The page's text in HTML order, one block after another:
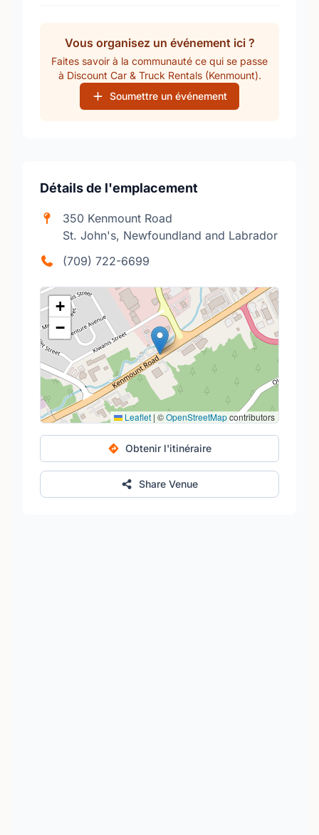
Vous organisez un événement ici ?
Faites savoir à la communauté ce qui se passe
à Discount Car & Truck Rentals (Kenmount).
Soumettre un événement
Détails de l'emplacement
350 Kenmount Road
St. John's, Newfoundland and Labrador
(709) 722-6699
+
−
Leaflet | ©OpenStreetMapcontributors
Obtenir l'itinéraire
Share Venue